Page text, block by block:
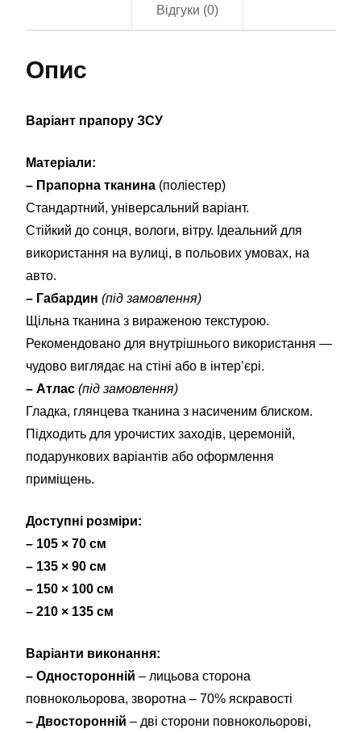
Відгуки (0)
Опис
Варіант прапору ЗСУ
Матеріали:
– Прапорна тканина (поліестер)
Стандартний, універсальний варіант.
Стійкий до сонця, вологи, вітру. Ідеальний для
використання на вулиці, в польових умовах, на
авто.
– Габардин (під замовлення)
Щільна тканина з вираженою текстурою.
Рекомендовано для внутрішнього використання —
чудово виглядає на стіні або в інтер’єрі.
– Атлас (під замовлення)
Гладка, глянцева тканина з насиченим блиском.
Підходить для урочистих заходів, церемоній,
подарункових варіантів або оформлення
приміщень.
Доступні розміри:
– 105 × 70 см
– 135 × 90 см
– 150 × 100 см
– 210 × 135 см
Варіанти виконання:
– Односторонній – лицьова сторона
повнокольорова, зворотна – 70% яскравості
– Двосторонній – дві сторони повнокольорові,